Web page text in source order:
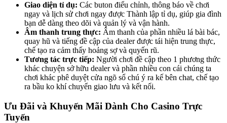
Giao diện tỉ dụ: Các buton điểu chỉnh, thông báo về chơi
ngay và lịch sử chơi ngay được Thành lập tỉ dụ, giúp gia đình
bạn dễ dàng theo dõi và quản lý và vận hành.
Âm thanh trung thực: Âm thanh của phần nhiều lá bài bác,
quay hũ và tiếng đề cập của dealer được tái hiện trung thực,
chế tạo ra cảm thấy hoảng sợ và quyến rũ.
Tương tác trực tiếp: Người chơi đề cập theo 1 phương thức
khác chuyện sở hữu dealer và phần nhiều con cái chúng ta
chơi khác phê duyệt cửa ngõ sổ chú ý ra kế bên chat, chế tạo
ra bầu ko khí chuyển giao lưu và kết nối.
Ưu Đãi và Khuyến Mãi Dành Cho Casino Trực
Tuyến